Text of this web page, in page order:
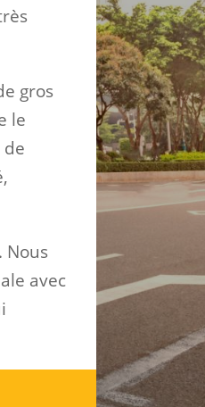
gros
le
de
Nous
avec